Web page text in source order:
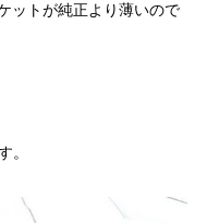
ットが純正より薄いので
。